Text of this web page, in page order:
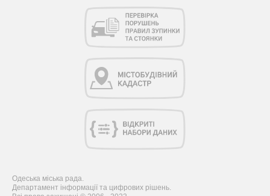
Одеська міська рада.
Департамент інформації та цифрових рішень.